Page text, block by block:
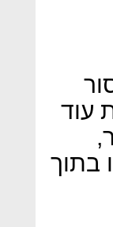
עוד
בתוך